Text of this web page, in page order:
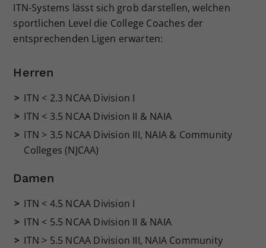
ITN-Systems lässt sich grob darstellen, welchen
sportlichen Level die College Coaches der
entsprechenden Ligen erwarten:
Herren
ITN < 2.3 NCAA Division I
ITN < 3.5 NCAA Division II & NAIA
ITN > 3.5 NCAA Division III, NAIA & Community
Colleges (NJCAA)
Damen
ITN < 4.5 NCAA Division I
ITN < 5.5 NCAA Division II & NAIA
ITN > 5.5 NCAA Division III, NAIA Community